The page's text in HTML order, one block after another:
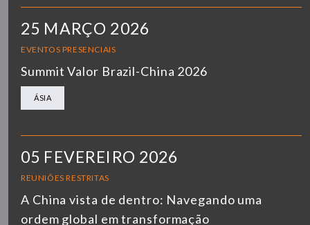
25 MARÇO 2026
EVENTOS PRESENCIAIS
Summit Valor Brazil-China 2026
ÁSIA
05 FEVEREIRO 2026
REUNIÕES RESTRITAS
A China vista de dentro: Navegando uma
ordem global em transformação